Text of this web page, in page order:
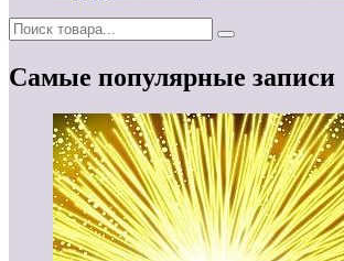
Самые популярные записи